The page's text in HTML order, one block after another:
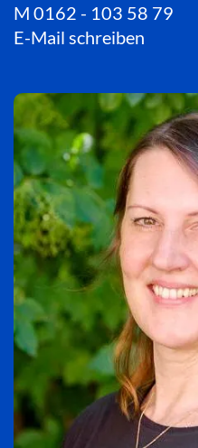
M 0162 - 103 58 79
E-Mail schreiben